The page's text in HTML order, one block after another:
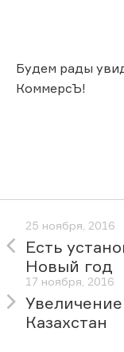
Будем рады
КоммерсЪ!
25 ноября, 2016
Есть
Новый год
17 ноября, 2016
Казахстан